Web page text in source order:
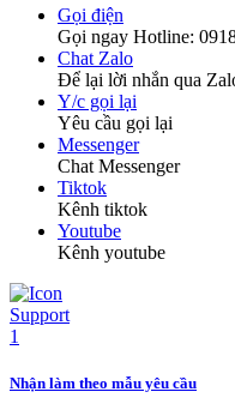
Gọi điện
Gọi ngay Hotline:
Chat Zalo
Để lại lời nhắn qua
Y/c gọi lại
Yêu cầu gọi lại
Messenger
Chat Messenger
Tiktok
Kênh tiktok
Youtube
Kênh youtube
Nhận làm theo mẫu yêu cầu